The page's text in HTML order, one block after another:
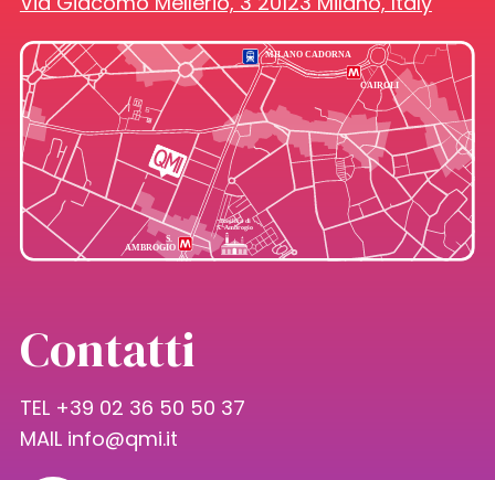
Contatti
TEL +39 02 36 50 50 37
MAIL info@qmi.it